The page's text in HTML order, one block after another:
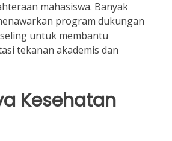
mahasiswa. Banyak
program dukungan
untuk membantu
tekanan akademis dan
Kesehatan